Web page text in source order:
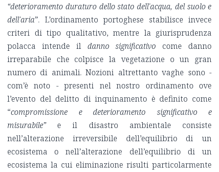
“deterioramento duraturo dello stato dell'acqua, del suolo e
dell'aria”. L’ordinamento portoghese stabilisce invece
criteri di tipo qualitativo, mentre la giurisprudenza
polacca intende il danno significativo come danno
irreparabile che colpisce la vegetazione o un gran
numero di animali. Nozioni altrettanto vaghe sono -
com’è noto - presenti nel nostro ordinamento ove
l’evento del delitto di inquinamento è definito come
“compromissione e deterioramento significativo e
misurabile” e il disastro ambientale consiste
nell’alterazione irreversibile dell’equilibrio di un
ecosistema o nell’alterazione dell’equilibrio di un
ecosistema la cui eliminazione risulti particolarmente